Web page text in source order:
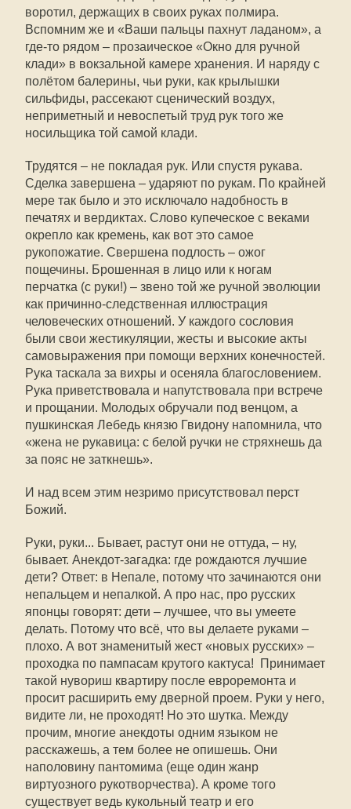
воротил, держащих в своих руках полмира.
Вспомним же и «Ваши пальцы пахнут ладаном», а
где-то рядом – прозаическое «Окно для ручной
клади» в вокзальной камере хранения. И наряду с
полётом балерины, чьи руки, как крылышки
сильфиды, рассекают сценический воздух,
неприметный и невоспетый труд рук того же
носильщика той самой клади.
Трудятся – не покладая рук. Или спустя рукава.
Сделка завершена – ударяют по рукам. По крайней
мере так было и это исключало надобность в
печатях и вердиктах. Слово купеческое с веками
окрепло как кремень, как вот это самое
рукопожатие. Свершена подлость – ожог
пощечины. Брошенная в лицо или к ногам
перчатка (с руки!) – звено той же ручной эволюции
как причинно-следственная иллюстрация
человеческих отношений. У каждого сословия
были свои жестикуляции, жесты и высокие акты
самовыражения при помощи верхних конечностей.
Рука таскала за вихры и осеняла благословением.
Рука приветствовала и напутствовала при встрече
и прощании. Молодых обручали под венцом, а
пушкинская Лебедь князю Гвидону напомнила, что
«жена не рукавица: с белой ручки не стряхнешь да
за пояс не заткнешь».
И над всем этим незримо присутствовал перст
Божий.
Руки, руки... Бывает, растут они не оттуда, – ну,
бывает. Анекдот-загадка: где рождаются лучшие
дети? Ответ: в Непале, потому что зачинаются они
непальцем и непалкой. А про нас, про русских
японцы говорят: дети – лучшее, что вы умеете
делать. Потому что всё, что вы делаете руками –
плохо. А вот знаменитый жест «новых русских» –
проходка по пампасам крутого кактуса! Принимает
такой нувориш квартиру после евроремонта и
просит расширить ему дверной проем. Руки у него,
видите ли, не проходят! Но это шутка. Между
прочим, многие анекдоты одним языком не
расскажешь, а тем более не опишешь. Они
наполовину пантомима (еще один жанр
виртуозного рукотворчества). А кроме того
существует ведь кукольный театр и его